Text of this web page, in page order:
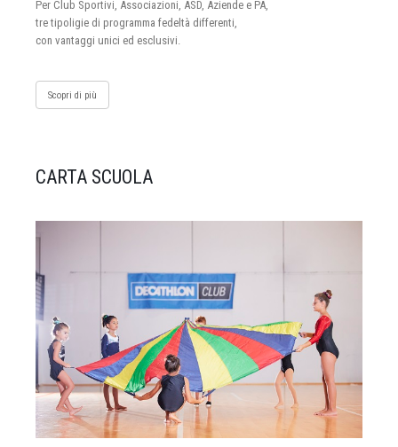
Per Club Sportivi, Associazioni, ASD, Aziende e PA,
tre tipoligie di programma fedeltà differenti,
con vantaggi unici ed esclusivi.
Scopri di più
CARTA SCUOLA